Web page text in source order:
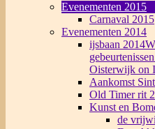
Evenementen 2015
Carnaval 2015
Evenementen 2014
ijsbaan 2014
Oisterwijk on
Aankomst
Old Timer rit
Kunst en
de